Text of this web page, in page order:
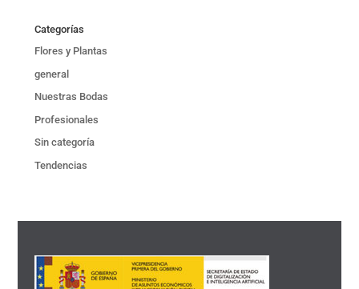
Categorías
Flores y Plantas
general
Nuestras Bodas
Profesionales
Sin categoría
Tendencias